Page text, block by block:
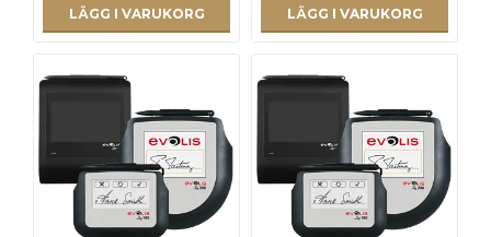
LÄGG I VARUKORG LÄGG I VARUKORG